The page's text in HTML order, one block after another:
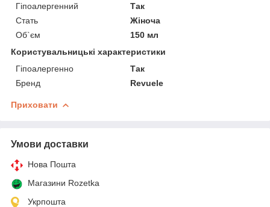
Гіпоалергенний
Так
Стать
Жіноча
Об`єм
150 мл
Користувальницькі характеристики
Гіпоалергенно
Так
Бренд
Revuele
Приховати
Умови доставки
Нова Пошта
Магазини Rozetka
Укрпошта